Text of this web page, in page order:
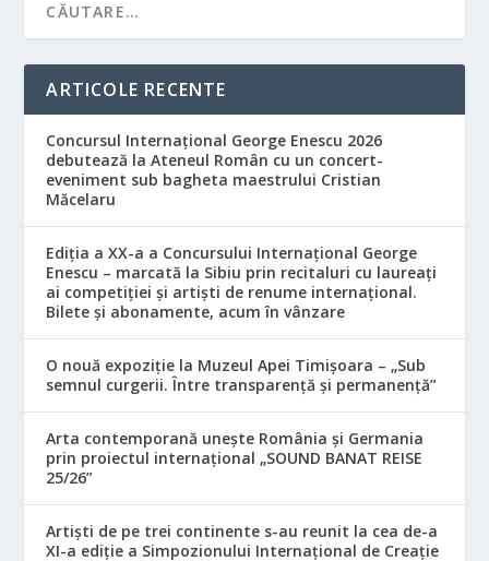
ARTICOLE RECENTE
Concursul Internațional George Enescu 2026
debutează la Ateneul Român cu un concert-
eveniment sub bagheta maestrului Cristian
Măcelaru
Ediția a XX-a a Concursului Internațional George
Enescu – marcată la Sibiu prin recitaluri cu laureați
ai competiției și artiști de renume internațional.
Bilete și abonamente, acum în vânzare
O nouă expoziție la Muzeul Apei Timișoara – „Sub
semnul curgerii. Între transparență și permanență”
Arta contemporană unește România și Germania
prin proiectul internațional „SOUND BANAT REISE
25/26”
Artiști de pe trei continente s-au reunit la cea de-a
XI-a ediție a Simpozionului Internațional de Creație